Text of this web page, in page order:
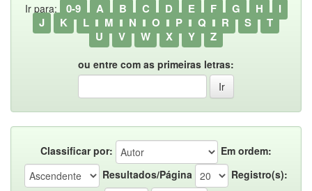
Ir para: 0-9 A B C D E F G H
I
J
K L M N O P Q R S
T
U
V W X Y Z
ou entre com as primeiras letras:
Classificar por:
Em ordem:
Resultados/Página
Registro(s):